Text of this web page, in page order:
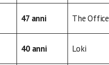
47 anni The Office
40 anni Loki